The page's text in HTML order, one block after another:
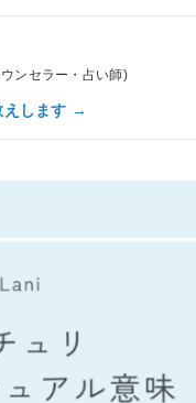
ンセラー・占い師)
えします →